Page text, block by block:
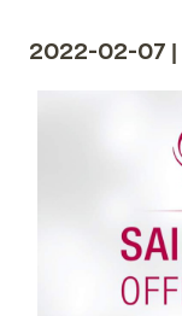
2022-02-07 |